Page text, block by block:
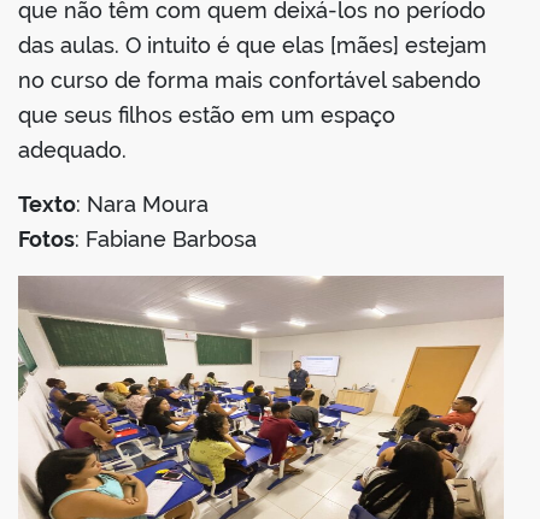
que não têm com quem deixá-los no período
das aulas. O intuito é que elas [mães] estejam
no curso de forma mais confortável sabendo
que seus filhos estão em um espaço
adequado.
Texto: Nara Moura
Fotos: Fabiane Barbosa